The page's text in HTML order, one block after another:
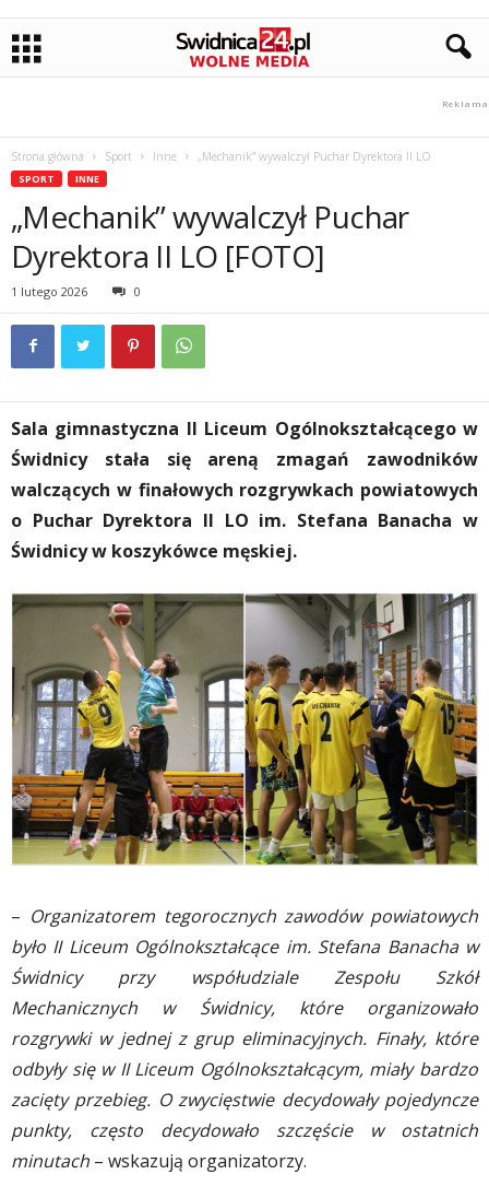
Strona główna Sport Inne „Mechanik” wywalczył Puchar Dyrektora II LO
SPORT INNE
„Mechanik” wywalczył Puchar
Dyrektora II LO [FOTO]
1 lutego 2026 0
Sala gimnastyczna II Liceum Ogólnokształcącego w
Świdnicy stała się areną zmagań zawodników
walczących w finałowych rozgrywkach powiatowych
o Puchar Dyrektora II LO im. Stefana Banacha w
Świdnicy w koszykówce męskiej.
– Organizatorem tegorocznych zawodów powiatowych
było II Liceum Ogólnokształcące im. Stefana Banacha w
Świdnicy przy współudziale Zespołu Szkół
Mechanicznych w Świdnicy, które organizowało
rozgrywki w jednej z grup eliminacyjnych. Finały, które
odbyły się w II Liceum Ogólnokształcącym, miały bardzo
zacięty przebieg. O zwycięstwie decydowały pojedyncze
punkty, często decydowało szczęście w ostatnich
minutach – wskazują organizatorzy.